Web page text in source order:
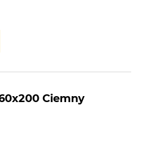
Ciemny